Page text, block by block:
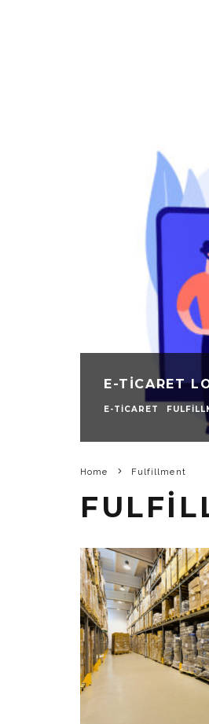
E-TICARET
E-TICARET
Home Fulfillment